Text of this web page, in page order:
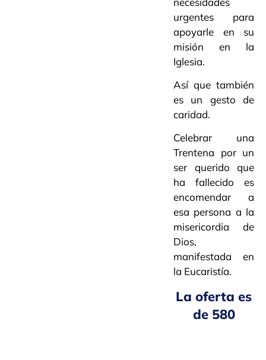
urgentes para
apoyarle en su
misión en la
Iglesia.
Así que también
es un gesto de
caridad.
Celebrar una
Trentena por un
ser querido que
ha fallecido es
encomendar a
esa persona a la
misericordia de
Dios,
manifestada en
la Eucaristía.
La oferta es
de 580